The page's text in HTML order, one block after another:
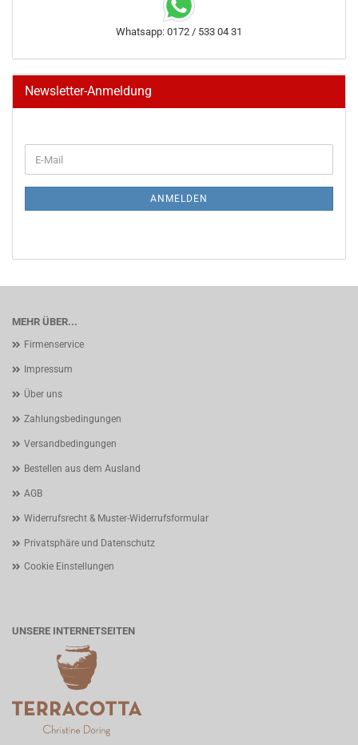
Whatsapp: 0172 / 533 04 31
Newsletter-Anmeldung
ZUR
E-
Mail
ANMELDEN
MEHR ÜBER...
Firmenservice
Impressum
Über uns
Zahlungsbedingungen
Versandbedingungen
Bestellen aus dem Ausland
AGB
Widerrufsrecht & Muster-Widerrufsformular
Privatsphäre und Datenschutz
Cookie Einstellungen
UNSERE INTERNETSEITEN